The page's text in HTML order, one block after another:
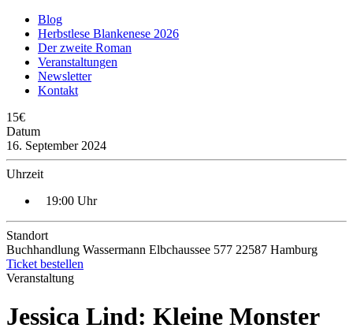
Blog
Herbstlese Blankenese 2026
Der zweite Roman
Veranstaltungen
Newsletter
Kontakt
15€
Datum
16. September 2024
Uhrzeit
19:00 Uhr
Standort
Buchhandlung Wassermann Elbchaussee 577 22587 Hamburg
Ticket bestellen
Veranstaltung
Jessica Lind: Kleine Monster